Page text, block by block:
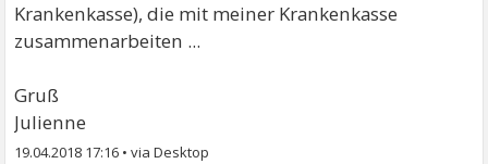
Krankenkasse), die mit meiner Krankenkasse
zusammenarbeiten ...
Gruß
Julienne
19.04.2018 17:16 •